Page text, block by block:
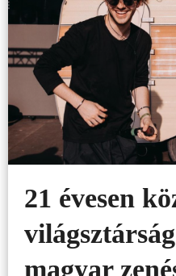
21 évesen
magyar